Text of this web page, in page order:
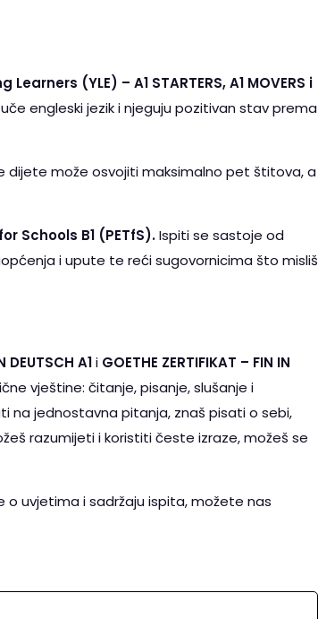
Learners (YLE) – A1 STARTERS, A1 MOVERS i
engleski jezik i njeguju pozitivan stav prema
dijete može osvojiti maksimalno pet štitova, a
Schools B1 (PETfS).Ispiti se sastoje od
i upute te reći sugovornicima što misliš
DEUTSCH A1i GOETHE ZERTIFIKAT – FIN IN
vještine: čitanje, pisanje, slušanje i
na jednostavna pitanja, znaš pisati o sebi,
razumijeti i koristiti česte izraze, možeš se
uvjetima i sadržaju ispita, možete nas